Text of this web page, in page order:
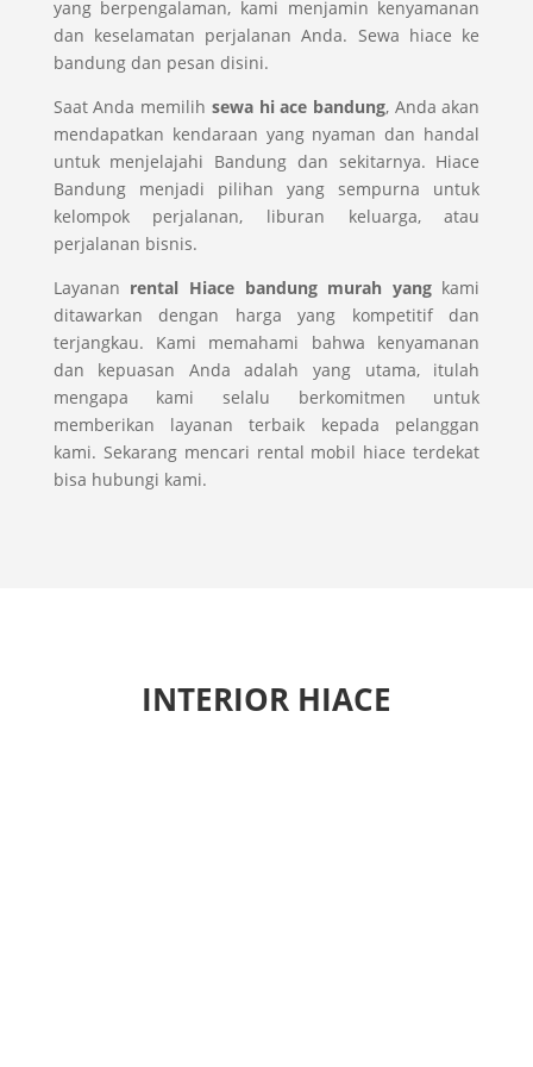
yang berpengalaman, kami menjamin kenyamanan
dan keselamatan perjalanan Anda. Sewa hiace ke
bandung dan pesan disini.
Saat Anda memilih sewa hi ace bandung, Anda akan
mendapatkan kendaraan yang nyaman dan handal
untuk menjelajahi Bandung dan sekitarnya. Hiace
Bandung menjadi pilihan yang sempurna untuk
kelompok perjalanan, liburan keluarga, atau
perjalanan bisnis.
Layanan rental Hiace bandung murah yang kami
ditawarkan dengan harga yang kompetitif dan
terjangkau. Kami memahami bahwa kenyamanan
dan kepuasan Anda adalah yang utama, itulah
mengapa kami selalu berkomitmen untuk
memberikan layanan terbaik kepada pelanggan
kami. Sekarang mencari rental mobil hiace terdekat
bisa hubungi kami.
INTERIOR HIACE